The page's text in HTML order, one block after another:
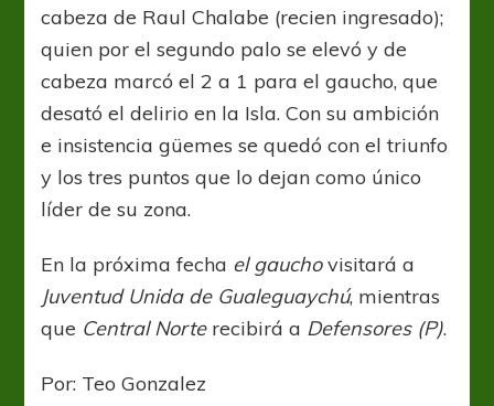
cabeza de Raul Chalabe (recien ingresado);
quien por el segundo palo se elevó y de
cabeza marcó el 2 a 1 para el gaucho, que
desató el delirio en la Isla. Con su ambición
e insistencia güemes se quedó con el triunfo
y los tres puntos que lo dejan como único
líder de su zona.
En la próxima fecha el gauchovisitará a
Juventud Unida de Gualeguaychú, mientras
que Central Norterecibirá a Defensores (P).
Por: Teo Gonzalez